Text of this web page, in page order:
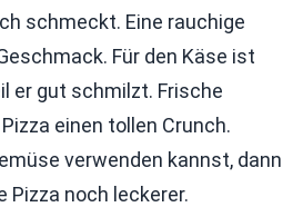
schmeckt. Eine rauchige
Für den Käse ist
er gut schmilzt. Frische
einen tollen Crunch.
verwenden kannst, dann
Pizza noch leckerer.